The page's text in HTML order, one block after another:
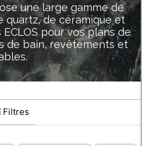
une large gamme de
quartz, de céramique et
pour vos plans de
de bain, revêtements et
Filtres